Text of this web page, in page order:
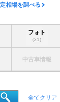
相場を調べる
フォト
(31)
中古車情報
全てクリア